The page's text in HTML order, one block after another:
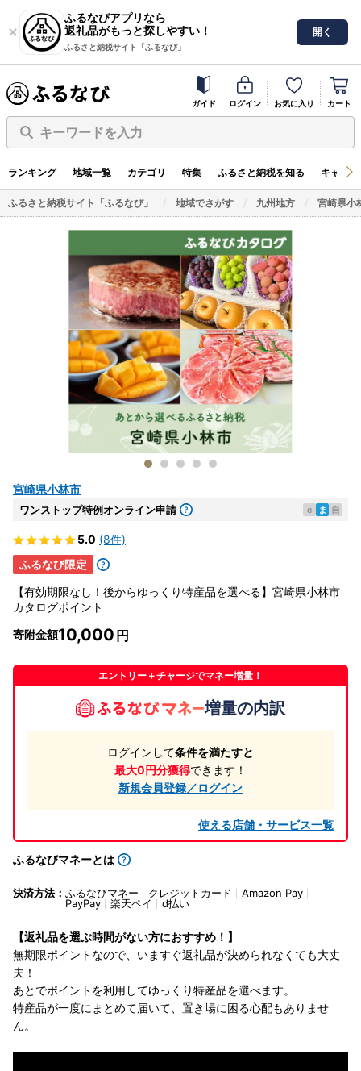
ふるなびアプリなら
返礼品がもっと探しやすい！
ふるさと納税サイト「ふるなび」
開く
ガイド ログイン お気に入り カート
キーワードを入力
ランキング 地域一覧 カテゴリ 特集 ふるさと納税を知る キャン
ふるさと納税サイト「ふるなび」 地域でさがす 九州地方 宮崎県小
宮崎県小林市
ワンストップ特例オンライン申請 e ま 自
5.0 (8件)
ふるなび限定
【有効期限なし！後からゆっくり特産品を選べる】宮崎県小林市
カタログポイント
寄附金額10,000
エントリー＋チャージでマネー増量！
増量の内訳
ログインして条件を満たすと
最大0円分獲得できます！
新規会員登録／ログイン
使える店舗・サービス一覧
ふるなびマネーとは
決済方法： ふるなびマネー クレジットカード
Amazon Pay
PayPay
楽天ペイ d払い
【返礼品を選ぶ時間がない方におすすめ！】
無期限ポイントなので、いますぐ返礼品が決められなくても大丈
夫！
あとでポイントを利用してゆっくり特産品を選べます。
特産品が一度にまとめて届いて、置き場に困る心配もありませ
ん。